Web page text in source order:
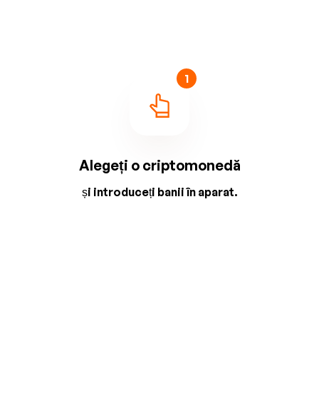
1
Alegeți o criptomonedă
și introduceți banii în aparat.